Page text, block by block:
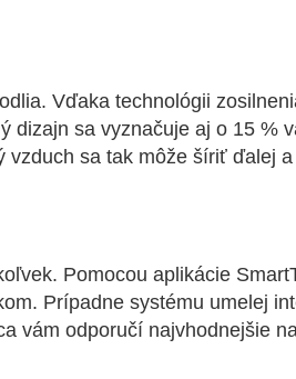
Vďaka technológii
dizajn sa vyznačuje aj o 15 %
sa tak môže šíriť ďalej
Pomocou aplikácie
Prípadne systému umelej
vám odporučí najvhodnejšie